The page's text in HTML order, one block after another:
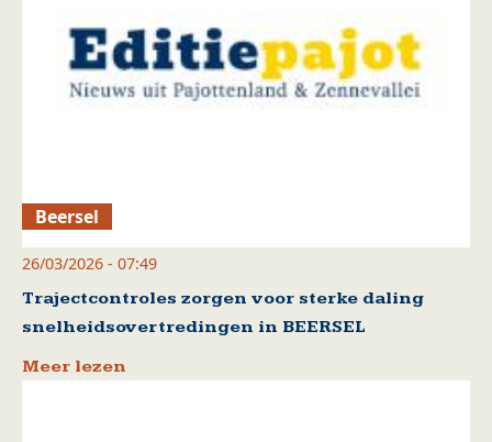
Beersel
26/03/2026 - 07:49
Trajectcontroles zorgen voor sterke daling
snelheidsovertredingen in BEERSEL
Meer lezen